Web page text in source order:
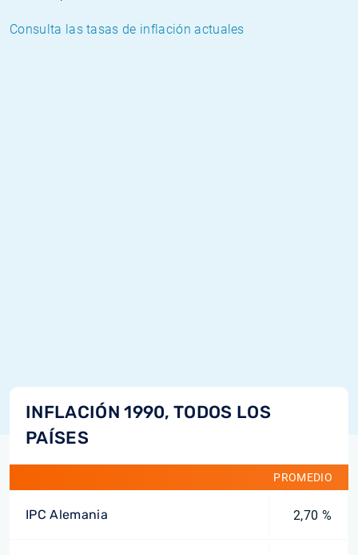
Consulta las tasas de inflación actuales
INFLACIÓN 1990, TODOS LOS
PAÍSES
PROMEDIO
IPC Alemania 2,70 %